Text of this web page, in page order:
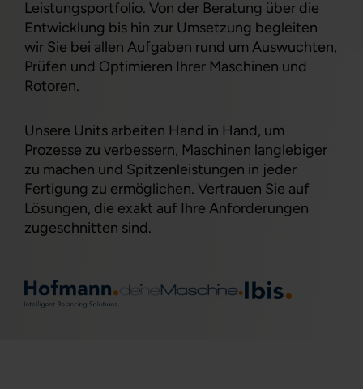
Leistungsportfolio. Von der Beratung über die
Entwicklung bis hin zur Umsetzung begleiten
wir Sie bei allen Aufgaben rund um Auswuchten,
Prüfen und Optimieren Ihrer Maschinen und
Rotoren.
Unsere Units arbeiten Hand in Hand, um
Prozesse zu verbessern, Maschinen langlebiger
zu machen und Spitzenleistungen in jeder
Fertigung zu ermöglichen. Vertrauen Sie auf
Lösungen, die exakt auf Ihre Anforderungen
zugeschnitten sind.